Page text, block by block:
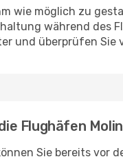
wie möglich zu
während des
und überprüfen
Flughäfen
Sie bereits vor